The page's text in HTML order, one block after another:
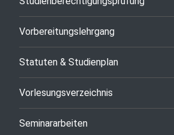
Vorbereitungslehrgang
Statuten & Studienplan
Vorlesungsverzeichnis
Seminararbeiten